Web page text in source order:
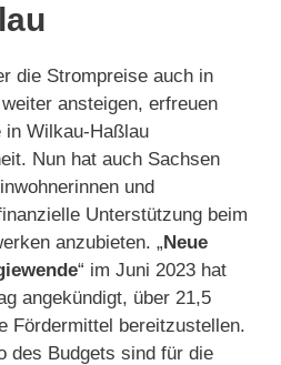
die Strompreise auch in
ansteigen, erfreuen
Wilkau-Haßlau
Nun hat auch Sachsen
und
Unterstützung beim
anzubieten. „Neue
“ im Juni 2023 hat
angekündigt, über 21,5
Fördermittel bereitzustellen.
des Budgets sind für die